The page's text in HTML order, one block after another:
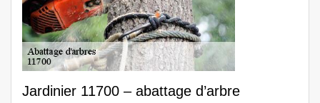
Jardinier 11700 – abattage d’arbre